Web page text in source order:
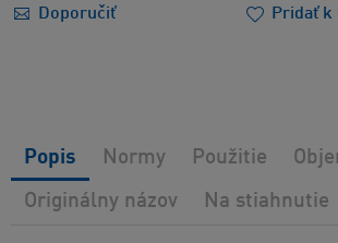
Doporučiť
Pridať k
Popis Normy Použitie
Originálny názov Na stiahnutie